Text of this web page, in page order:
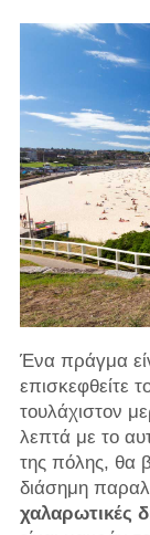
Ένα πράγμα
επισκεφθείτε
τουλάχιστον
λεπτά με το
της πόλης, θα
διάσημη
χαλαρωτικές